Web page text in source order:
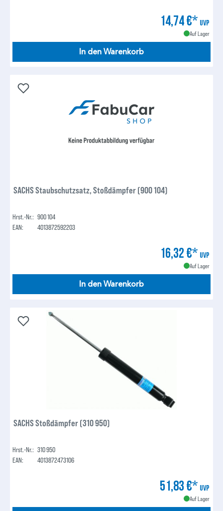
14,74 €* UVP
Auf Lager
In den Warenkorb
SACHS Staubschutzsatz, Stoßdämpfer (900 104)
Hrst.-Nr.: 900 104
EAN:
4013872592203
16,32 €* UVP
Auf Lager
In den Warenkorb
SACHS Stoßdämpfer (310 950)
Hrst.-Nr.: 310 950
EAN:
4013872473106
51,83 €* UVP
Auf Lager